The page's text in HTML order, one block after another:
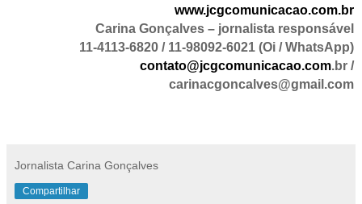
www.jcgcomunicacao.com.br
Carina Gonçalves – jornalista responsável
11-4113-6820 / 11-98092-6021 (Oi / WhatsApp)
contato@jcgcomunicacao.com.br /
carinacgoncalves@gmail.com
Jornalista Carina Gonçalves
Compartilhar